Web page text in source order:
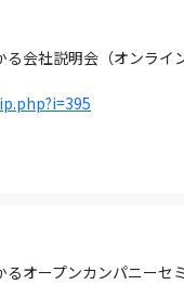
会社説明会（オンラ
オープンカンパニー